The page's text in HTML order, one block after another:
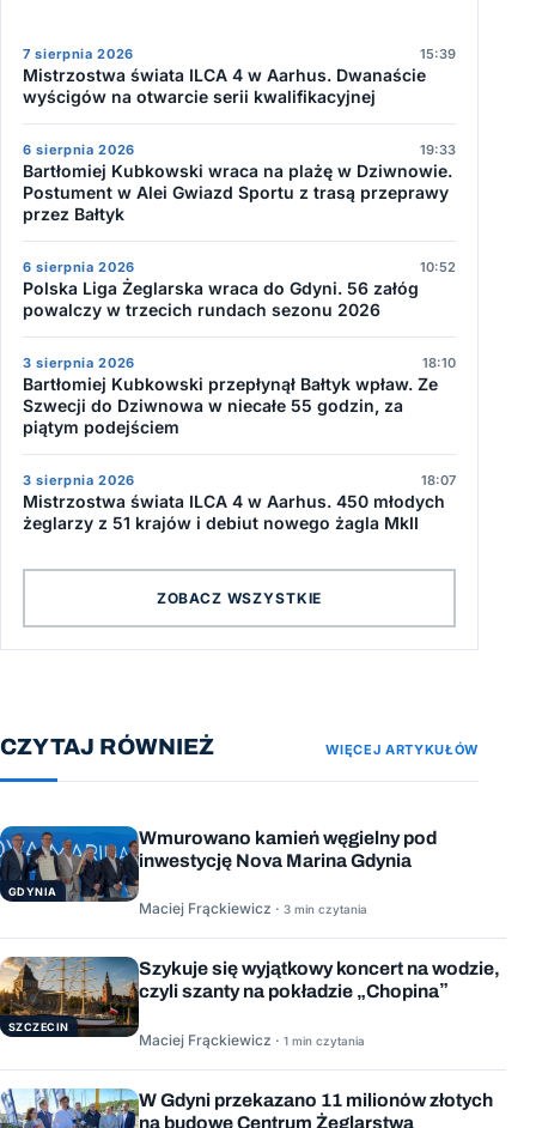
7 sierpnia 2026 15:39
Mistrzostwa świata ILCA 4 w Aarhus. Dwanaście
wyścigów na otwarcie serii kwalifikacyjnej
6 sierpnia 2026 19:33
Bartłomiej Kubkowski wraca na plażę w Dziwnowie.
Postument w Alei Gwiazd Sportu z trasą przeprawy
przez Bałtyk
6 sierpnia 2026 10:52
Polska Liga Żeglarska wraca do Gdyni. 56 załóg
powalczy w trzecich rundach sezonu 2026
3 sierpnia 2026 18:10
Bartłomiej Kubkowski przepłynął Bałtyk wpław. Ze
Szwecji do Dziwnowa w niecałe 55 godzin, za
piątym podejściem
3 sierpnia 2026 18:07
Mistrzostwa świata ILCA 4 w Aarhus. 450 młodych
żeglarzy z 51 krajów i debiut nowego żagla MkII
ZOBACZ WSZYSTKIE
CZYTAJ RÓWNIEŻ WIĘCEJ ARTYKUŁÓW
GDYNIA
Wmurowano kamień węgielny pod
inwestycję Nova Marina Gdynia
Maciej Frąckiewicz · 3 min czytania
SZCZECIN
Szykuje się wyjątkowy koncert na wodzie,
czyli szanty na pokładzie „Chopina”
Maciej Frąckiewicz · 1 min czytania
W Gdyni przekazano 11 milionów złotych
na budowę Centrum Żeglarstwa